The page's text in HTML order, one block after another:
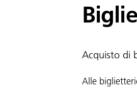
Acquisto di
Alle